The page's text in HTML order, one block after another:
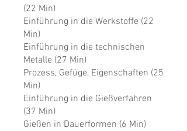
(22 Min)
Einführung in die Werkstoffe (22
Min)
Einführung in die technischen
Metalle (27 Min)
Prozess, Gefüge, Eigenschaften (25
Min)
Einführung in die Gießverfahren
(37 Min)
Gießen in Dauerformen (6 Min)